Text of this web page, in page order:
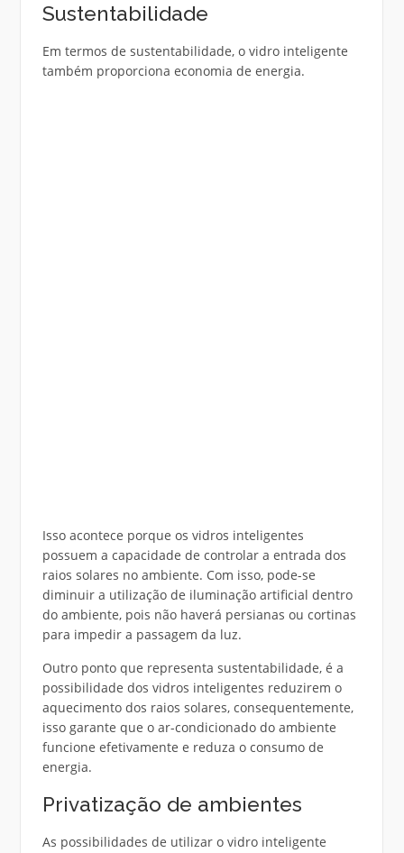
Sustentabilidade
Em termos de sustentabilidade, o vidro inteligente
também proporciona economia de energia.
Isso acontece porque os vidros inteligentes
possuem a capacidade de controlar a entrada dos
raios solares no ambiente. Com isso, pode-se
diminuir a utilização de iluminação artificial dentro
do ambiente, pois não haverá persianas ou cortinas
para impedir a passagem da luz.
Outro ponto que representa sustentabilidade, é a
possibilidade dos vidros inteligentes reduzirem o
aquecimento dos raios solares, consequentemente,
isso garante que o ar-condicionado do ambiente
funcione efetivamente e reduza o consumo de
energia.
Privatização de ambientes
As possibilidades de utilizar o vidro inteligente